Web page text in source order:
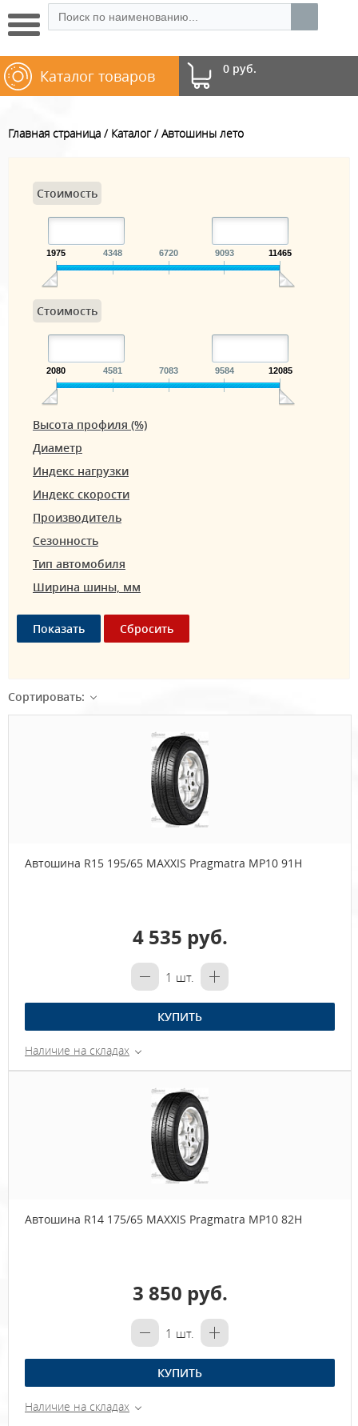
0 руб.
Каталог товаров
Главная страница Каталог Автошины лето
Стоимость
1975 4348 6720 9093 11465
Стоимость
2080 4581 7083 9584 12085
Высота профиля (%)
Диаметр
Индекс нагрузки
Индекс скорости
Производитель
Сезонность
Тип автомобиля
Ширина шины, мм
Сортировать:
Автошина R15 195/65 MAXXIS Pragmatra MP10 91H
4 535 руб.
1 шт.
КУПИТЬ
Наличие на складах
Автошина R14 175/65 MAXXIS Pragmatra MP10 82H
3 850 руб.
1 шт.
КУПИТЬ
Наличие на складах